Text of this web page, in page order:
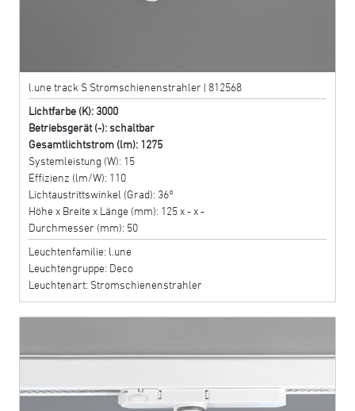
l.une track S Stromschienenstrahler | 812568
Lichtfarbe (K): 3000
Betriebsgerät (-): schaltbar
Gesamtlichtstrom (lm): 1275
Systemleistung (W): 15
Effizienz (lm/W): 110
Lichtaustrittswinkel (Grad): 36°
Höhe x Breite x Länge (mm): 125 x - x -
Durchmesser (mm): 50
Leuchtenfamilie: l.une
Leuchtengruppe: Deco
Leuchtenart: Stromschienenstrahler